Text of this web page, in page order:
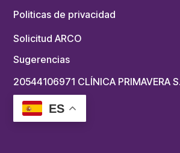
Politicas de privacidad
Solicitud ARCO
Sugerencias
20544106971 CLÍNICA PRIMAVERA
ES